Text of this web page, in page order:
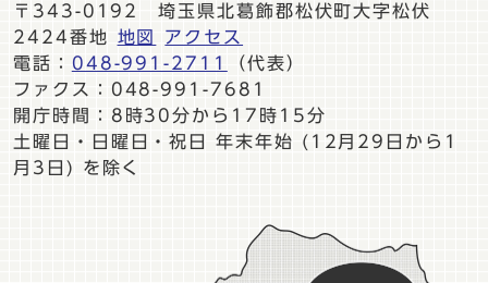
〒343-0192 埼玉県北葛飾郡松伏町大字松伏
2424番地
地図
アクセス
電話： 048-991-2711
（代表）
ファクス：048-991-7681
開庁時間：8時30分から17時15分
土曜日・日曜日・祝日 年末年始 (12月29日から1
月3日) を除く